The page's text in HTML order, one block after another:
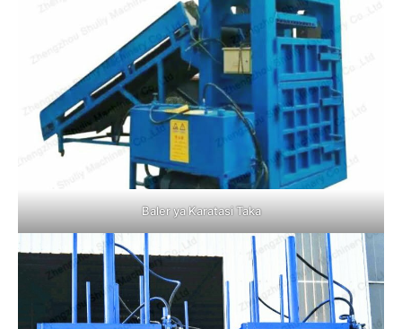
Baler ya Karatasi Taka